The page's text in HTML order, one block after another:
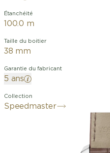
Étanchéité
100.0 m
Taille du boitier
38 mm
Garantie du fabricant
5 ans
Collection
Speedmaster